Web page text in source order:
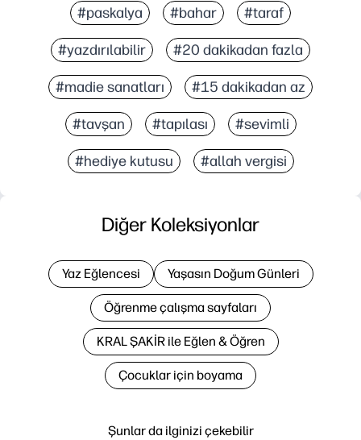
#paskalya #bahar #taraf
#yazdırılabilir #20 dakikadan fazla
#madie sanatları #15 dakikadan az
#tavşan #tapılası #sevimli
#hediye kutusu #allah vergisi
Şunlar da ilginizi çekebilir
Diğer Koleksiyonlar
Yaz Eğlencesi Yaşasın Doğum Günleri
Öğrenme çalışma sayfaları
KRAL ŞAKİR ile Eğlen & Öğren
Çocuklar için boyama